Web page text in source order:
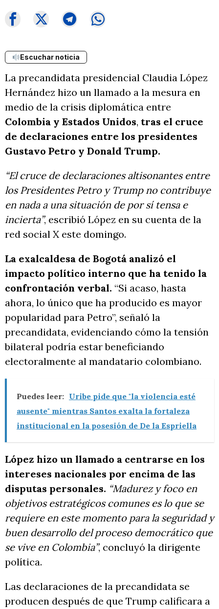
Escuchar noticia
La precandidata presidencial Claudia López
Hernández hizo un llamado a la mesura en
medio de la crisis diplomática entre
Colombia y Estados Unidos, tras el cruce
de declaraciones entre los presidentes
Gustavo Petro y Donald Trump.
“El cruce de declaraciones altisonantes entre
los Presidentes Petro y Trump no contribuye
en nada a una situación de por sí tensa e
incierta”, escribió López en su cuenta de la
red social X este domingo.
La exalcaldesa de Bogotá analizó el
impacto político interno que ha tenido la
confrontación verbal. “Si acaso, hasta
ahora, lo único que ha producido es mayor
popularidad para Petro”, señaló la
precandidata, evidenciando cómo la tensión
bilateral podría estar beneficiando
electoralmente al mandatario colombiano.
Puedes leer: Uribe pide que "la violencia esté
ausente" mientras Santos exalta la fortaleza
institucional en la posesión de De la Espriella
López hizo un llamado a centrarse en los
intereses nacionales por encima de las
disputas personales. “Madurez y foco en
objetivos estratégicos comunes es lo que se
requiere en este momento para la seguridad y
buen desarrollo del proceso democrático que
se vive en Colombia”, concluyó la dirigente
política.
Las declaraciones de la precandidata se
producen después de que Trump calificara a